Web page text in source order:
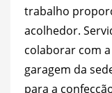
trabalho
acolhedor.
colaborar com
garagem da
para a